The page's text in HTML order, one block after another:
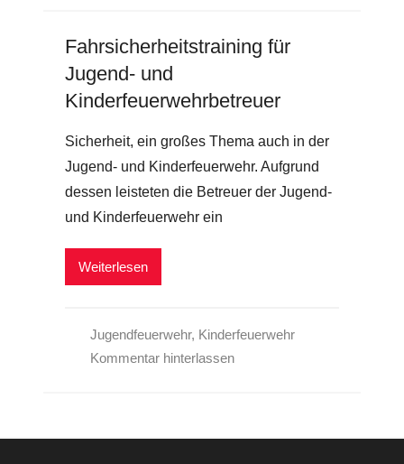
Fahrsicherheitstraining für
Jugend- und
Kinderfeuerwehrbetreuer
Sicherheit, ein großes Thema auch in der
Jugend- und Kinderfeuerwehr. Aufgrund
dessen leisteten die Betreuer der Jugend-
und Kinderfeuerwehr ein
Weiterlesen
Jugendfeuerwehr, Kinderfeuerwehr
Kommentar hinterlassen